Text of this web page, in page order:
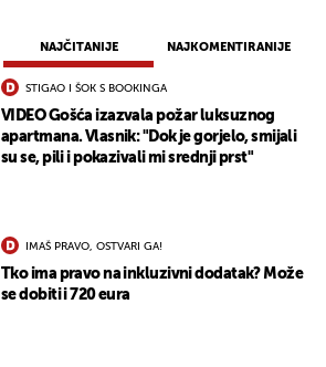
NAJČITANIJE NAJKOMENTIRANIJE
STIGAO I ŠOK S BOOKINGA
VIDEO Gošća izazvala požar luksuznog
apartmana. Vlasnik: "Dok je gorjelo, smijali
su se, pili i pokazivali mi srednji prst"
IMAŠ PRAVO, OSTVARI GA!
Tko ima pravo na inkluzivni dodatak? Može
se dobiti i 720 eura